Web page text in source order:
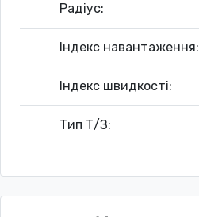
Радіус:
Індекс навантаження:
Індекс швидкості:
Тип Т/З: